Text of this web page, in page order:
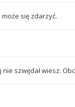
się zdarzyć.
szwędał wiesz.